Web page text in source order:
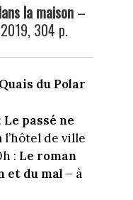
la maison–
304 p.
du Polar
Le passé ne
l’hôtel de ville
: Le roman
et du mal – à